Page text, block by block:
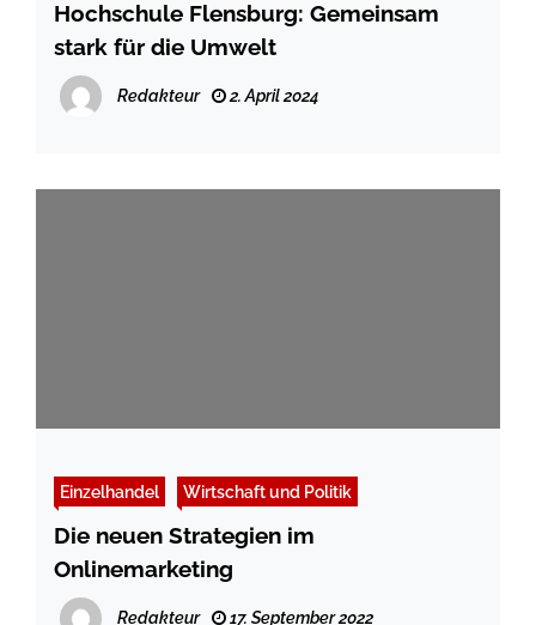
Hochschule Flensburg: Gemeinsam
stark für die Umwelt
Redakteur 2. April 2024
Einzelhandel Wirtschaft und Politik
Die neuen Strategien im
Onlinemarketing
Redakteur 17. September 2022